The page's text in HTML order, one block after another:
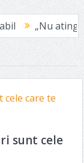
niciodată
sunt cele